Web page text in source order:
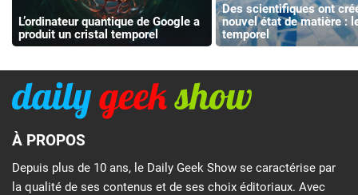
L’ordinateur quantique de Google a
produit un cristal temporel
Des scientifiques ont
nouvel état de matière :
temporel
À PROPOS
Depuis plus de 10 ans, le Daily Geek Show se caractérise par
la qualité de ses contenus et de ses choix éditoriaux. Avec